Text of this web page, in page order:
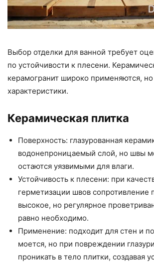
Выбор отделки для ванной требует
по устойчивости к плесени.
керамогранит широко применяются,
характеристики.
Керамическая плитка
Поверхность: глазурованная
водонепроницаемый слой, но швы
остаются уязвимыми для влаги.
Устойчивость к плесени: при
герметизации швов сопротивление
высокое, но регулярное
равно необходимо.
Применение: подходит для стен и
моется, но при повреждении
проникать в тело плитки, создавая